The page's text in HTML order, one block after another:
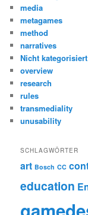
media
metagames
method
narratives
Nicht kategorisiert
overview
research
rules
transmediality
unusability
SCHLAGWÖRTER
art Bosch CC
education